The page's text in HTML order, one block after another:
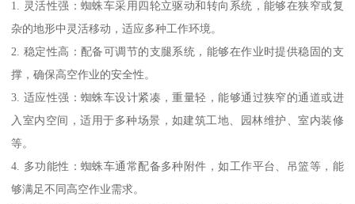
1. 灵活性强：蜘蛛车采用四轮立驱动和转向系统，能够在狭窄或复
杂的地形中灵活移动，适应多种工作环境。
2. 稳定性高：配备可调节的支腿系统，能够在作业时提供稳固的支
撑，确保高空作业的安全性。
3. 适应性强：蜘蛛车设计紧凑，重量轻，能够通过狭窄的通道或进
入室内空间，适用于多种场景，如建筑工地、园林维护、室内装修
等。
4. 多功能性：蜘蛛车通常配备多种附件，如工作平台、吊篮等，能
够满足不同高空作业需求。